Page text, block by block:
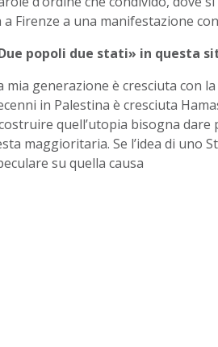
a Firenze a una manifestazione
popoli due stati» in questa
mia generazione è cresciuta con
in Palestina è cresciuta
quell’utopia bisogna dare
maggioritaria. Se l’idea di uno
su quella causa